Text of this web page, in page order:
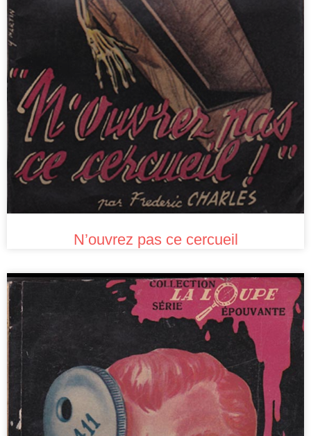
N’ouvrez pas ce cercueil